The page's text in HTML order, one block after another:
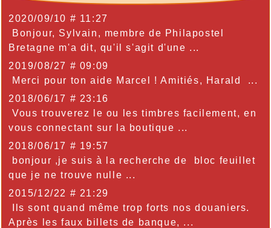
2020/09/10 # 11:27
Bonjour, Sylvain, membre de Philapostel
Bretagne m'a dit, qu'il s'agit d'une ...
2019/08/27 # 09:09
Merci pour ton aide Marcel ! Amitiés, Harald ...
2018/06/17 # 23:16
Vous trouverez le ou les timbres facilement, en
vous connectant sur la boutique ...
2018/06/17 # 19:57
bonjour ,je suis à la recherche de bloc feuillet
que je ne trouve nulle ...
2015/12/22 # 21:29
Ils sont quand même trop forts nos douaniers.
Après les faux billets de banque, ...